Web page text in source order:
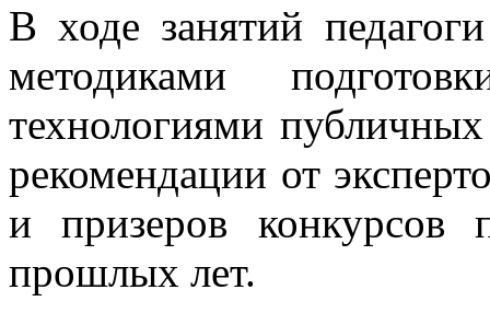
В ходе занятий
методиками
технологиями
рекомендации от
и призеров конкурсов
прошлых лет.